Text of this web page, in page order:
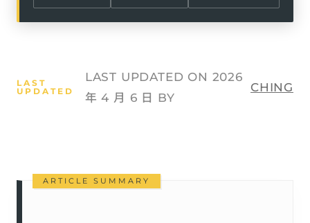
LAST UPDATED ON 2026
年 4 月 6 日 BY
CHING